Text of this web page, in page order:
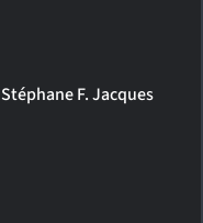
Stéphane F. Jacques